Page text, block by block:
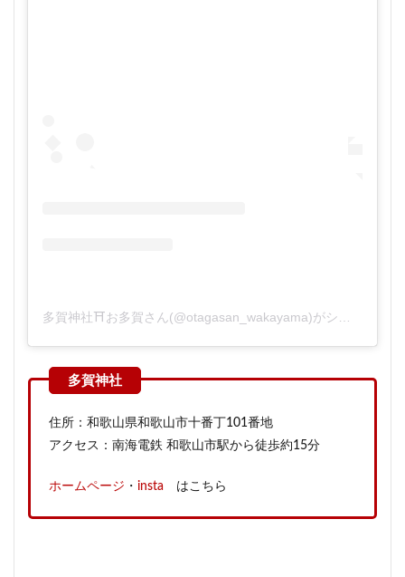
住所：和歌山県和歌山市十番丁101番地
アクセス：南海電鉄 和歌山市駅から徒歩約15分
ホームページ ・ insta はこちら